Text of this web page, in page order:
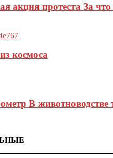
акция протеста За
космоса
В животноводстве